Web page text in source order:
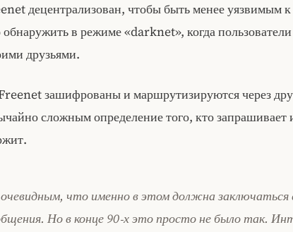
децентрализован, чтобы быть менее уязвимым к
обнаружить в режиме «darknet», когда
друзьями.
зашифрованы и маршрутизируются через
сложным определение того, кто
очевидным, что именно в этом должна
Но в конце 90‑х это просто не было так.